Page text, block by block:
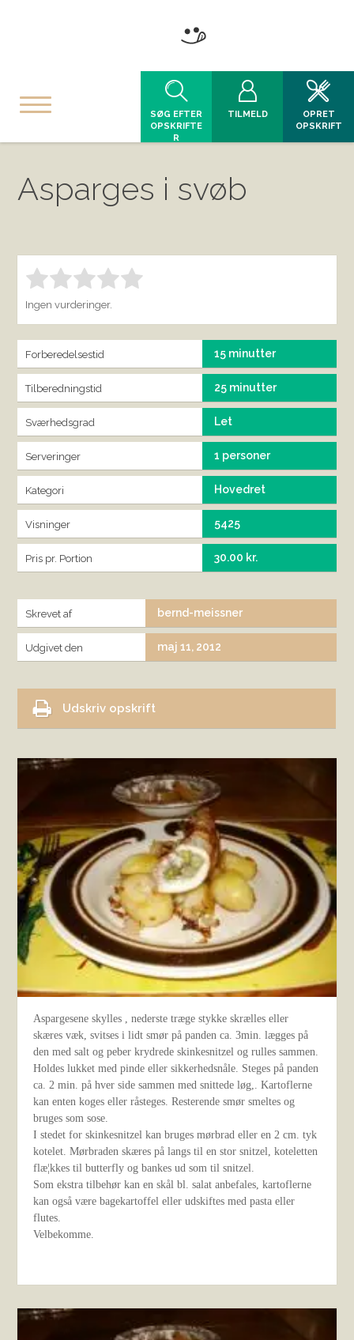
SØG EFTER
OPSKRIFTE
R
TILMELD
OPRET
OPSKRIFT
Asparges i svøb
Bedøm denne vare: 1.00
Ingen vurderinger.
Forberedelsestid 15 minutter
Tilberedningstid 25 minutter
Sværhedsgrad Let
Serveringer 1 personer
Kategori Hovedret
Visninger 5425
Pris pr. Portion 30.00 kr.
Skrevet af bernd-meissner
Udgivet den maj 11, 2012
Udskriv opskrift
Aspargesene skylles , nederste træge stykke skrælles eller
skæres væk, svitses i lidt smør på panden ca. 3min. lægges på
den med salt og peber krydrede skinkesnitzel og rulles sammen.
Holdes lukket med pinde eller sikkerhedsnåle. Steges på panden
ca. 2 min. på hver side sammen med snittede løg,. Kartoflerne
kan enten koges eller råsteges. Resterende smør smeltes og
bruges som sose.
I stedet for skinkesnitzel kan bruges mørbrad eller en 2 cm. tyk
kotelet. Mørbraden skæres på langs til en stor snitzel, koteletten
flæ¦kkes til butterfly og bankes ud som til snitzel.
Som ekstra tilbehør kan en skål bl. salat anbefales, kartoflerne
kan også være bagekartoffel eller udskiftes med pasta eller
flutes.
Velbekomme.